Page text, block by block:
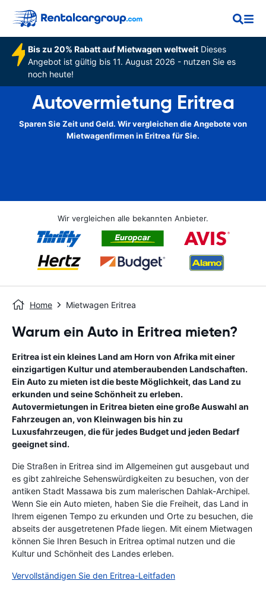
Bis zu 20% Rabatt auf Mietwagen weltweitDieses
Angebot ist gültig bis 11. August 2026 - nutzen Sie es
noch heute!
Autovermietung Eritrea
Sparen Sie Zeit und Geld. Wir vergleichen die Angebote von
Mietwagenfirmen in Eritrea für Sie.
Wir vergleichen alle bekannten Anbieter.
Home Mietwagen Eritrea
Warum ein Auto in Eritrea mieten?
Eritrea ist ein kleines Land am Horn von Afrika mit einer
einzigartigen Kultur und atemberaubenden Landschaften.
Ein Auto zu mieten ist die beste Möglichkeit, das Land zu
erkunden und seine Schönheit zu erleben.
Autovermietungen in Eritrea bieten eine große Auswahl an
Fahrzeugen an, von Kleinwagen bis hin zu
Luxusfahrzeugen, die für jedes Budget und jeden Bedarf
geeignet sind.
Die Straßen in Eritrea sind im Allgemeinen gut ausgebaut und
es gibt zahlreiche Sehenswürdigkeiten zu besuchen, von der
antiken Stadt Massawa bis zum malerischen Dahlak-Archipel.
Wenn Sie ein Auto mieten, haben Sie die Freiheit, das Land in
Ihrem eigenen Tempo zu erkunden und Orte zu besuchen, die
abseits der ausgetretenen Pfade liegen. Mit einem Mietwagen
können Sie Ihren Besuch in Eritrea optimal nutzen und die
Kultur und Schönheit des Landes erleben.
Vervollständigen Sie den Eritrea-Leitfaden